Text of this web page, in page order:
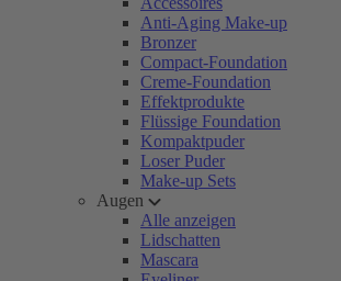
Anti-Aging Make-up
Bronzer
Compact-Foundation
Creme-Foundation
Effektprodukte
Flüssige Foundation
Kompaktpuder
Loser Puder
Make-up Sets
Augen
Alle anzeigen
Lidschatten
Mascara